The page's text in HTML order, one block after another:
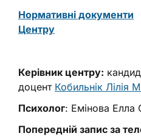
Нормативні документи
Центру
Керівник центру:
доцент Кобильнік Лілія
Психолог: Емінова Елла
Попередній запис за